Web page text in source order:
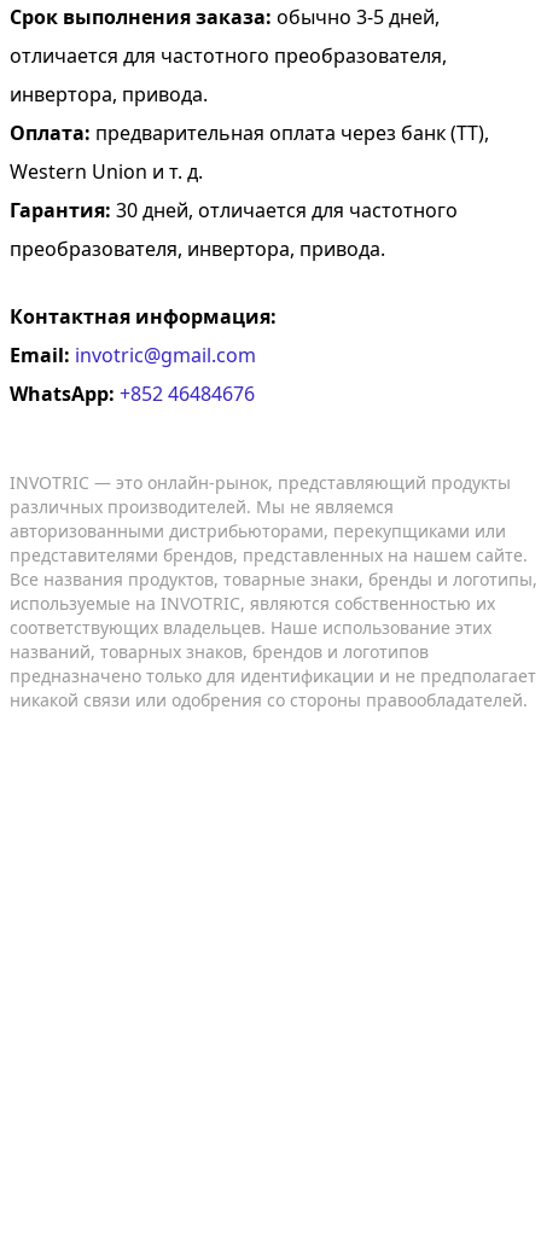
Срок выполнения заказа: обычно 3-5 дней,
отличается для частотного преобразователя,
инвертора, привода.
Оплата: предварительная оплата через банк (TT),
Western Union и т. д.
Гарантия: 30 дней, отличается для частотного
преобразователя, инвертора, привода.
Контактная информация:
Email: invotric@gmail.com
WhatsApp: +852 46484676
INVOTRIC — это онлайн-рынок, представляющий продукты
различных производителей. Мы не являемся
авторизованными дистрибьюторами, перекупщиками или
представителями брендов, представленных на нашем сайте.
Все названия продуктов, товарные знаки, бренды и логотипы,
используемые на INVOTRIC, являются собственностью их
соответствующих владельцев. Наше использование этих
названий, товарных знаков, брендов и логотипов
предназначено только для идентификации и не предполагает
никакой связи или одобрения со стороны правообладателей.